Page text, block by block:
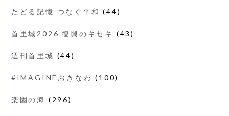
たどる記憶 つなぐ平和 (44)
首里城2026 復興のキセキ (43)
週刊首里城 (44)
#IMAGINEおきなわ (100)
楽園の海 (296)